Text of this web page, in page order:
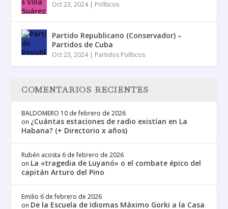
Oct 23, 2024| Políticos
Partido Republicano (Conservador) –
Partidos de Cuba
Oct 23, 2024| Partidos Políticos
COMENTARIOS RECIENTES
BALDOMERO 10 de febrero de 2026
on ¿Cuántas estaciones de radio existían en La
Habana? (+ Directorio x años)
Rubén acosta 6 de febrero de 2026
on La «tragedia de Luyanó» o el combate épico del
capitán Arturo del Pino
Emilio 6 de febrero de 2026
on De la Escuela de Idiomas Máximo Gorki a la Casa